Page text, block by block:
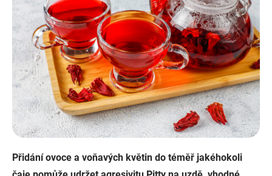
Přidání ovoce a voňavých květin do téměř jakéhokoli